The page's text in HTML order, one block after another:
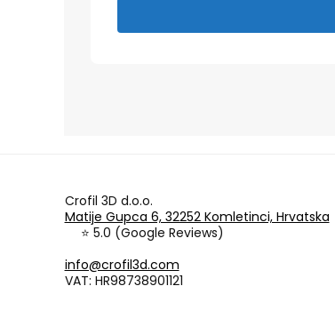
Crofil 3D d.o.o.
Matije Gupca 6, 32252 Komletinci, Hrvatska
⭐ 5.0 (Google Reviews)
info@crofil3d.com
VAT: HR98738901121